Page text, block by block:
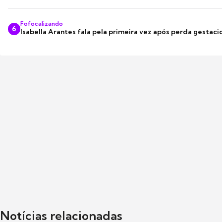
6
Fofocalizando
Isabella Arantes fala pela primeira vez após perda
Notícias relacionadas